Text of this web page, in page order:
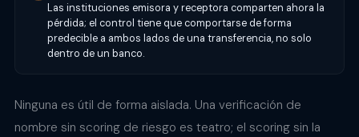
Las instituciones emisora y receptora comparten ahora la
pérdida; el control tiene que comportarse de forma
predecible a ambos lados de una transferencia, no solo
dentro de un banco.
Ninguna es útil de forma aislada. Una verificación de
nombre sin scoring de riesgo es teatro; el scoring sin la